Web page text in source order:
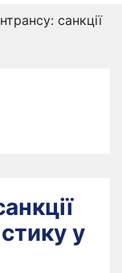
санкції
у